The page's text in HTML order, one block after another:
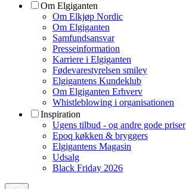
Om Elgiganten
Om Elkjøp Nordic
Om Elgiganten
Samfundsansvar
Presseinformation
Karriere i Elgiganten
Fødevarestyrelsen smiley
Elgigantens Kundeklub
Om Elgiganten Erhverv
Whistleblowing i organisationen
Inspiration
Ugens tilbud - og andre gode priser
Epoq køkken & bryggers
Elgigantens Magasin
Udsalg
Black Friday 2026